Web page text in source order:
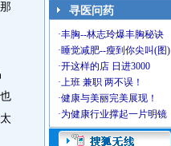
寻医问药
·丰胸--林志玲爆丰胸秘诀
·睡觉减肥--瘦到你尖叫(图)
·开这样的店 日进3000
·上班 兼职 两不误！
·健康与美丽完美展现！
·为健康行业撑起一片明镜